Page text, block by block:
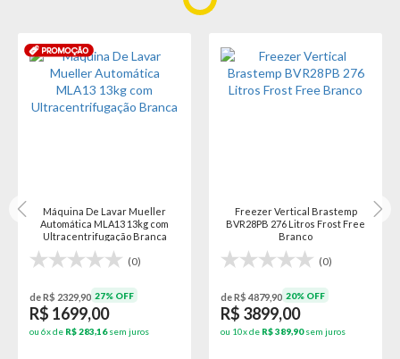
Máquina De Lavar Mueller
Automática MLA13 13kg com
Ultracentrifugação Branca
(0)
de R$ 2329,90 27% OFF
R$ 1699,00
ou 6x de R$ 283,16sem juros
Freezer Vertical Brastemp
BVR28PB 276 Litros Frost Free
Branco
(0)
de R$ 4879,90 20% OFF
R$ 3899,00
ou 10x de R$ 389,90sem juros